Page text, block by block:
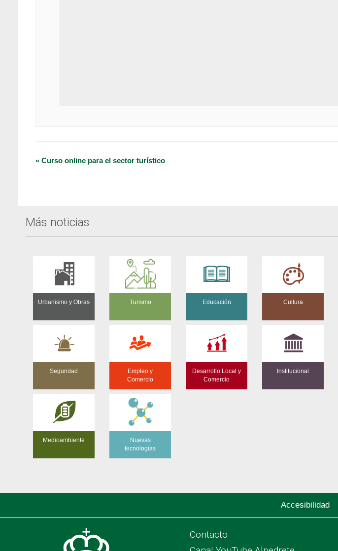
Navegación
« Curso online para el sector turístico
Más noticias
Urbanismo y Obras Turismo Educación Cultura
Seguridad
Empleo y
Comercio
Desarrollo Local y
Comercio
Institucional
Medioambiente
Nuevas
tecnologías
Accesibilidad
Contacto